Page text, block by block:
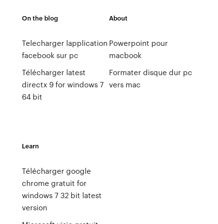
On the blog
Telecharger lapplication
facebook sur pc
Télécharger latest
directx 9 for windows 7
64 bit
About
Powerpoint pour
macbook
Formater disque dur pc
vers mac
Learn
Télécharger google
chrome gratuit for
windows 7 32 bit latest
version